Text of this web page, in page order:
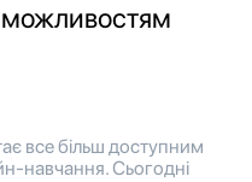
все більш доступним
навчання. Сьогодні